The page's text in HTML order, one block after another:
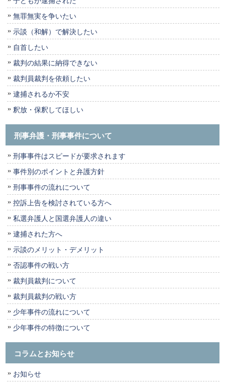
無罪無実を争いたい
示談（和解）で解決したい
自首したい
裁判の結果に納得できない
裁判員裁判を依頼したい
逮捕されるか不安
釈放・保釈してほしい
刑事弁護・刑事事件について
刑事事件はスピードが要求されます
事件別のポイントと弁護方針
刑事事件の流れについて
控訴上告を検討されている方へ
私選弁護人と国選弁護人の違い
逮捕された方へ
示談のメリット・デメリット
否認事件の戦い方
裁判員裁判について
裁判員裁判の戦い方
少年事件の流れについて
少年事件の特徴について
コラムとお知らせ
お知らせ